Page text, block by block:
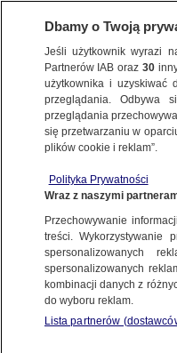
GOSPODARKA
BIZNES
Zmiany
BIZNES
Dbamy o Twoją
Jeśli użytkownik wyrazi
Partnerów IAB oraz30
użytkownika i uzyskiwać
przeglądania. Odbywa
przeglądania
się przetwarzaniu w
plików cookie i reklam”.
Polityka Prywatności
Wraz z naszymi
Przechowywanie
treści. Wykorzystywanie
spersonalizowanych
spersonalizowanych
kombinacji danych z
do wyboru reklam.
Lista partnerów